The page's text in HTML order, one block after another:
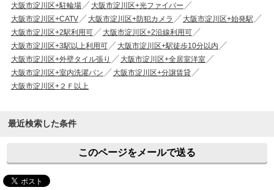
大阪市淀川区+駐輪場
大阪市淀川区+光ファイバー
大阪市淀川区+CATV
大阪市淀川区+防犯カメラ
大阪市淀川区+始発駅
大阪市淀川区+2駅利用可
大阪市淀川区+2沿線利用可
大阪市淀川区+3駅以上利用可
大阪市淀川区+駅徒歩10分以内
大阪市淀川区+外壁タイル張り
大阪市淀川区+全居室洋室
大阪市淀川区+室内洗濯パン
大阪市淀川区+分譲賃貸
大阪市淀川区+２Ｆ以上
最近検索した条件
このページをメールで送る